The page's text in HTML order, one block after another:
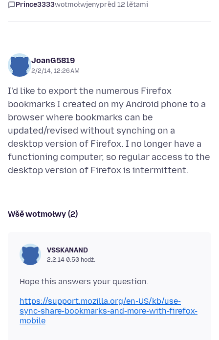
Prince3333wotmołwjenypřed 12 lětami
JoanG5819
2/2/14, 12:26 AM
I'd like to export the numerous Firefox
bookmarks I created on my Android phone to a
browser where bookmarks can be
updated/revised without synching on a
desktop version of Firefox. I no longer have a
functioning computer, so regular access to the
Wšě wotmołwy (2)
VSSKANAND
2.2.14 0:50 hodź.
https://support.mozilla.org/en-US/kb/use-
sync-share-bookmarks-and-more-with-firefox-
mobile